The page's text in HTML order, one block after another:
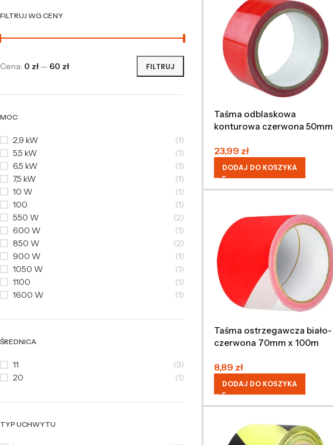
FILTRUJ WG CENY
FILTRUJ
Cena: 0 zł — 60 zł
MOC
2,9 kW
(1)
5,5 kW
(1)
6,5 kW
(1)
7,5 kW
(1)
10 W
(1)
100
(1)
550 W
(2)
600 W
(1)
850 W
(2)
900 W
(1)
1050 W
(1)
1100
(1)
1600 W
(1)
ŚREDNICA
11
(3)
20
(1)
TYP UCHWYTU
Taśma odblaskowa
konturowa czerwona 50mm
23,99 zł
DODAJ DO KOSZYKA
Taśma ostrzegawcza biało-
czerwona 70mm x 100m
8,89 zł
DODAJ DO KOSZYKA